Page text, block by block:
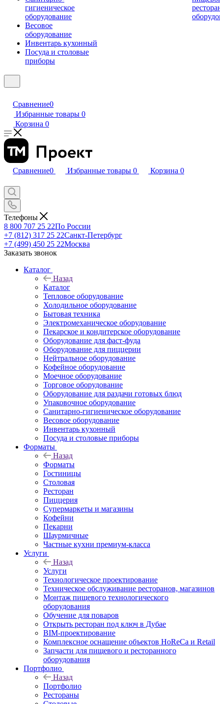
гигиеническое
оборудование
Весовое
оборудование
Инвентарь кухонный
Посуда и столовые
приборы
Сравнение0
Избранные товары 0
Корзина 0
Сравнение0 Избранные товары 0 Корзина 0
Телефоны
8 800 707 25 22По России
+7 (812) 317 25 22Санкт-Петербург
+7 (499) 450 25 22Москва
Заказать звонок
Каталог
Назад
Каталог
Тепловое оборудование
Холодильное оборудование
Бытовая техника
Электромеханическое оборудование
Пекарское и кондитерское оборудование
Оборудование для фаст-фуда
Оборудование для пиццерии
Нейтральное оборудование
Кофейное оборудование
Моечное оборудование
Торговое оборудование
Оборудование для раздачи готовых блюд
Упаковочное оборудование
Санитарно-гигиеническое оборудование
Весовое оборудование
Инвентарь кухонный
Посуда и столовые приборы
Форматы
Назад
Форматы
Гостиницы
Столовая
Ресторан
Пиццерия
Супермаркеты и магазины
Кофейни
Пекарни
Шаурмичные
Частные кухни премиум-класса
Услуги
Назад
Услуги
Технологическое проектирование
Техническое обслуживание ресторанов, магазинов
Монтаж пищевого технологического
оборудования
Обучение для поваров
Открыть ресторан под ключ в Дубае
BIM-проектирование
Комплексное оснащение объектов HoReCa и Retail
Запчасти для пищевого и ресторанного
оборудования
Портфолио
Назад
Портфолио
Рестораны